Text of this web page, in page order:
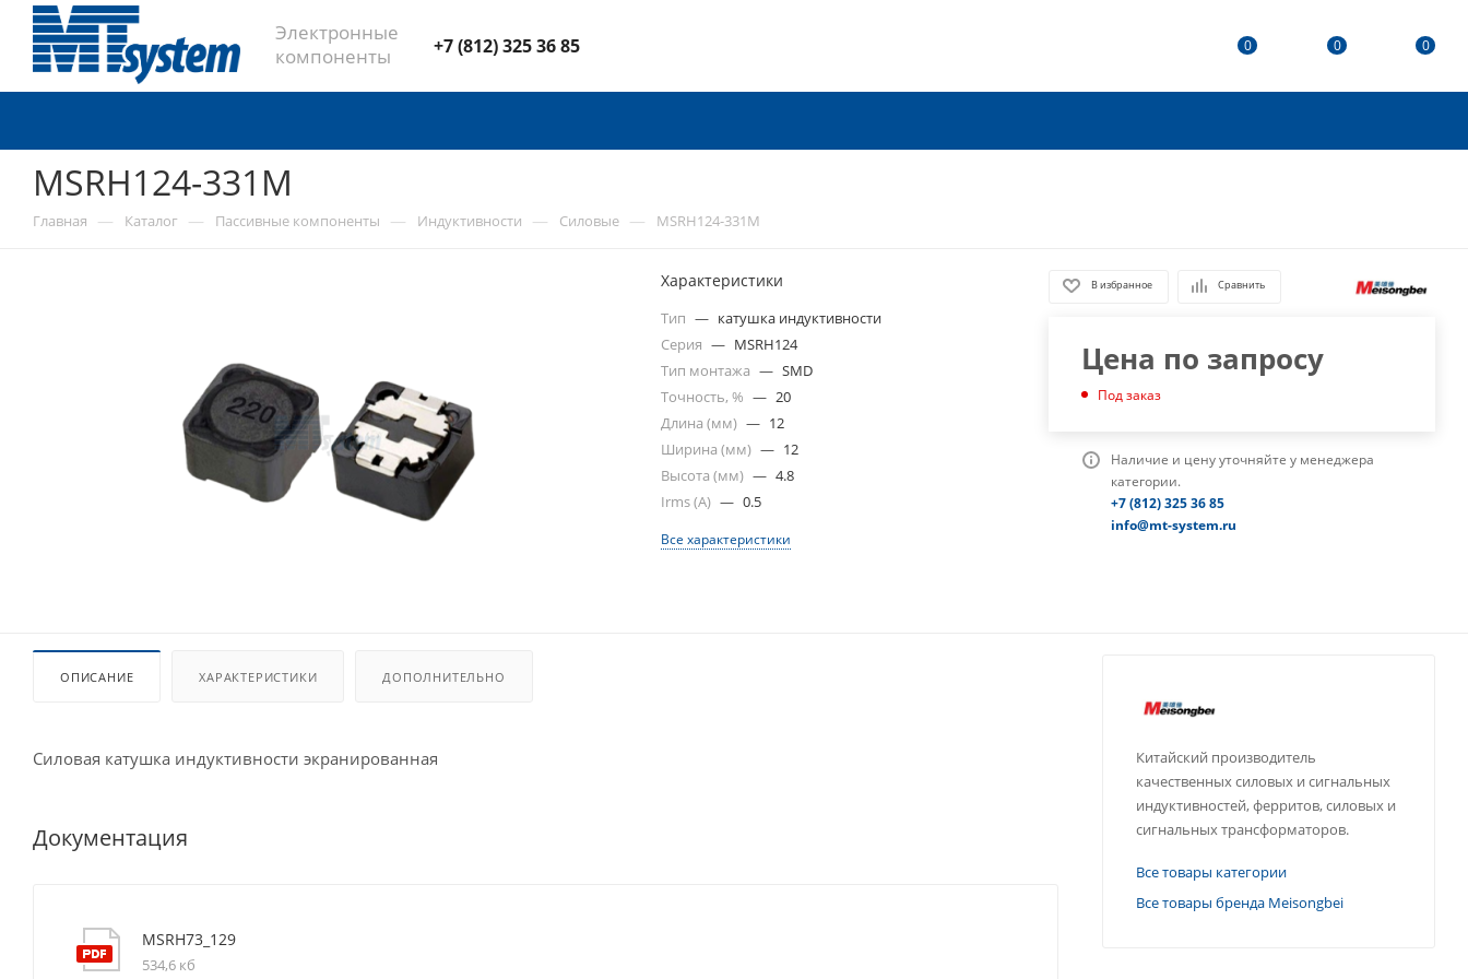
Электронные
компоненты
+7 (812) 325 36 85 0 0 0
MSRH124-331M
Главная — Каталог — Пассивные компоненты — Индуктивности — Силовые — MSRH124-331M
Характеристики
Тип — катушка индуктивности
Серия — MSRH124
Тип монтажа — SMD
Точность, % — 20
Длина (мм) — 12
Ширина (мм) — 12
Высота (мм) — 4.8
Irms (A) — 0.5
Все характеристики
В избранное Сравнить
Цена по запросу
Под заказ
Наличие и цену уточняйте у менеджера
категории.
+7 (812) 325 36 85
info@mt-system.ru
ОПИСАНИЕ ХАРАКТЕРИСТИКИ ДОПОЛНИТЕЛЬНО
Силовая катушка индуктивности экранированная
Документация
MSRH73_129
534,6 кб
Китайский производитель
качественных силовых и сигнальных
индуктивностей, ферритов, силовых и
сигнальных трансформаторов.
Все товары категории
Все товары бренда Meisongbei